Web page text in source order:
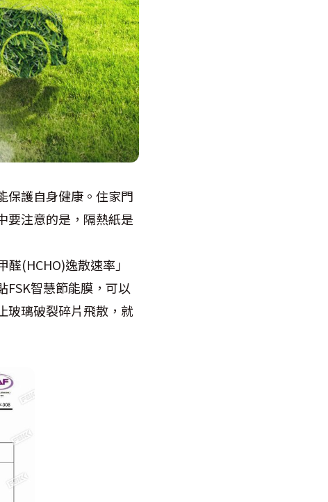
保護自身健康。住家門
要注意的是，隔熱紙是
(HCHO)逸散速率」
智慧節能膜，可以
玻璃破裂碎片飛散，就